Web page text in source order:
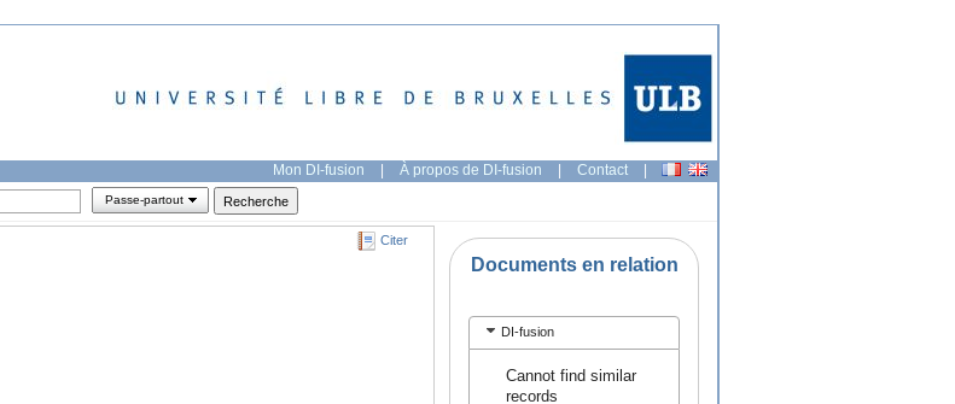
Mon DI-fusion | À propos de DI-fusion | Contact |
Passe-partout
Citer
Documents en relation
DI-fusion
Cannot find similar
records